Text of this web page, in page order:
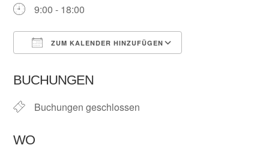
9:00 - 18:00
ZUM KALENDER HINZUFÜGEN
BUCHUNGEN
Buchungen geschlossen
WO